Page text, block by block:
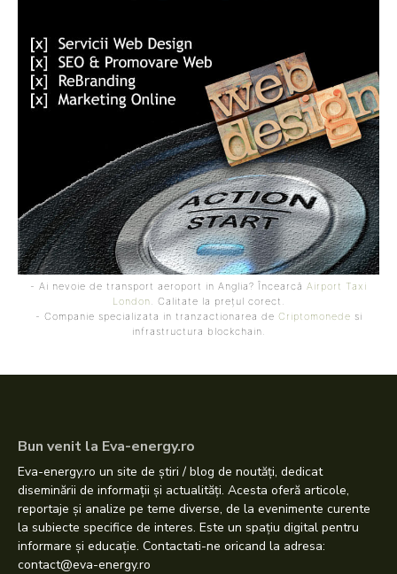
- Ai nevoie de transport aeroport in Anglia? Încearcă Airport Taxi
London . Calitate la prețul corect.
- Companie specializata in tranzactionarea de Criptomonede si
infrastructura blockchain.
Bun venit la Eva-energy.ro
Eva-energy.ro un site de știri / blog de noutăți, dedicat
diseminării de informații și actualități. Acesta oferă articole,
reportaje și analize pe teme diverse, de la evenimente curente
la subiecte specifice de interes. Este un spațiu digital pentru
informare și educație. Contactati-ne oricand la adresa:
contact@eva-energy.ro